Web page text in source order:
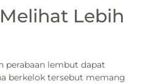
Lebih
perabaan lembut dapat
berkelok tersebut memang